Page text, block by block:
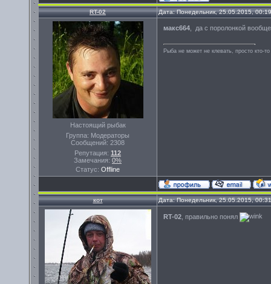
RT-02 Дата: Понедельник, 25.05.2015,
Настоящий рыбак
Группа: Модераторы
Сообщений: 2308
Репутация: 112
Замечания: 0%
Статус: Offline
макс664 , да с поролонкой
Рыба не может не клевать, просто кто-
кот Дата: Понедельник, 25.05.2015,
RT-02 , правильно понял